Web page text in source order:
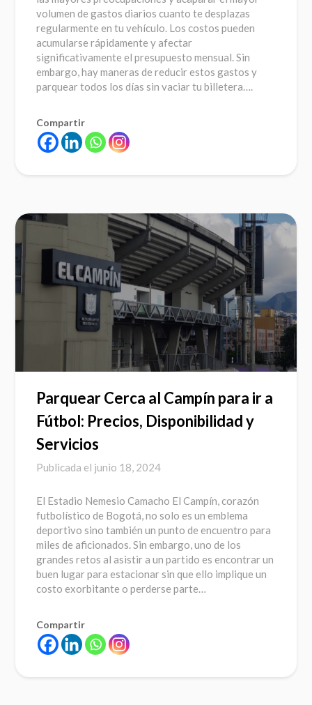
volumen de gastos diarios cuanto te desplazas
regularmente en tu vehículo. Los costos pueden
acumularse rápidamente y afectar
significativamente el presupuesto mensual. Sin
embargo, hay maneras de reducir estos gastos y
parquear todos los días sin vaciar tu billetera….
Compartir
Parquear Cerca al Campín para ir a
Fútbol: Precios, Disponibilidad y
Servicios
Publicada el junio 18, 2024
El Estadio Nemesio Camacho El Campín, corazón
futbolístico de Bogotá, no solo es un emblema
deportivo sino también un punto de encuentro para
miles de aficionados. Sin embargo, uno de los
grandes retos al asistir a un partido es encontrar un
buen lugar para estacionar sin que ello implique un
costo exorbitante o perderse parte…
Compartir